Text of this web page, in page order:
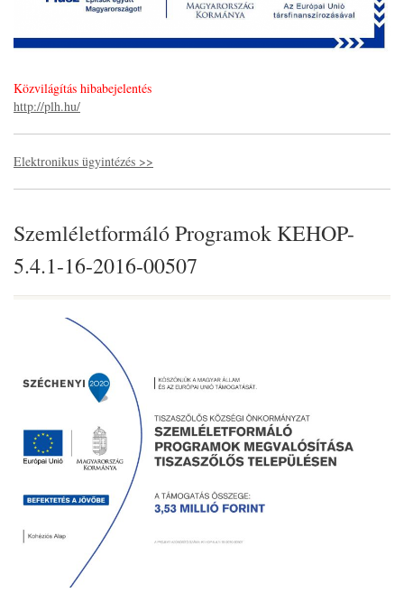
Közvilágítás hibabejelentés
http://plh.hu/
Elektronikus ügyintézés >>
Szemléletformáló Programok KEHOP-
5.4.1-16-2016-00507